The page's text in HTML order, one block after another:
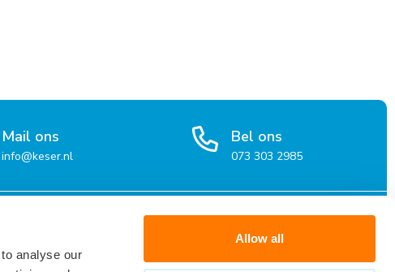
analyse our
Allow all
Mail ons
info@keser.nl
Bel ons
073 303 2985
voor organisaties
Over Keser